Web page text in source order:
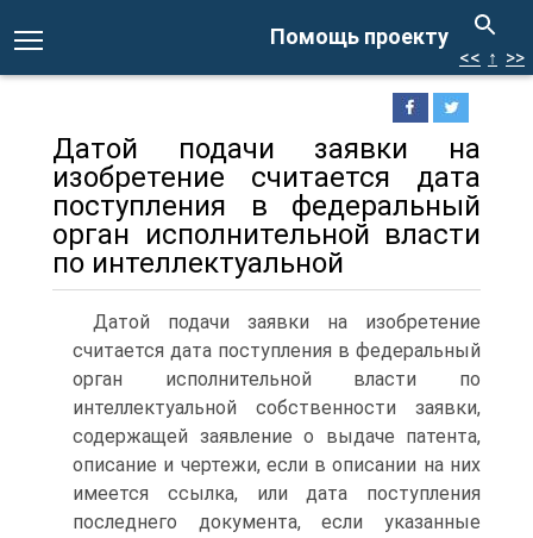
Помощь проекту
<< ↑ >>
Датой подачи заявки на
изобретение считается дата
поступления в федеральный
орган исполнительной власти
по интеллектуальной
Датой подачи заявки на изобретение
считается дата поступления в федеральный
орган исполнительной власти по
интеллектуальной собственности заявки,
содержащей заявление о выдаче патента,
описание и чертежи, если в описании на них
имеется ссылка, или дата поступления
последнего документа, если указанные